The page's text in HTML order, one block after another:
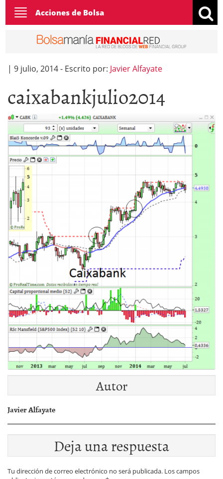
Toggle
navigation
Acciones de Bolsa
| 9 julio, 2014- Escrito por: Javier Alfayate
caixabankjulio2014
Autor
Javier Alfayate
Deja una respuesta
Tu dirección de correo electrónico no será publicada. Los campos